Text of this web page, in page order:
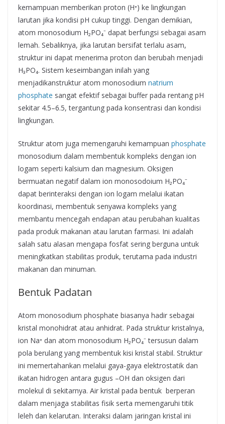
kemampuan memberikan proton (H⁺) ke lingkungan
larutan jika kondisi pH cukup tinggi. Dengan demikian,
atom monosodium H₂PO₄⁻ dapat berfungsi sebagai asam
lemah. Sebaliknya, jika larutan bersifat terlalu asam,
struktur ini dapat menerima proton dan berubah menjadi
H₃PO₄. Sistem keseimbangan inilah yang
menjadikanstruktur atom monosodium natrium
phosphate sangat efektif sebagai buffer pada rentang pH
sekitar 4.5–6.5, tergantung pada konsentrasi dan kondisi
lingkungan.
Struktur atom juga memengaruhi kemampuan phosphate
monosodium dalam membentuk kompleks dengan ion
logam seperti kalsium dan magnesium. Oksigen
bermuatan negatif dalam ion monosodoium H₂PO₄⁻
dapat berinteraksi dengan ion logam melalui ikatan
koordinasi, membentuk senyawa kompleks yang
membantu mencegah endapan atau perubahan kualitas
pada produk makanan atau larutan farmasi. Ini adalah
salah satu alasan mengapa fosfat sering berguna untuk
meningkatkan stabilitas produk, terutama pada industri
makanan dan minuman.
Bentuk Padatan
Atom monosodium phosphate biasanya hadir sebagai
kristal monohidrat atau anhidrat. Pada struktur kristalnya,
ion Na⁺ dan atom monosodium H₂PO₄⁻ tersusun dalam
pola berulang yang membentuk kisi kristal stabil. Struktur
ini memertahankan melalui gaya-gaya elektrostatik dan
ikatan hidrogen antara gugus –OH dan oksigen dari
molekul di sekitarnya. Air kristal pada bentuk berperan
dalam menjaga stabilitas fisik serta memengaruhi titik
leleh dan kelarutan. Interaksi dalam jaringan kristal ini